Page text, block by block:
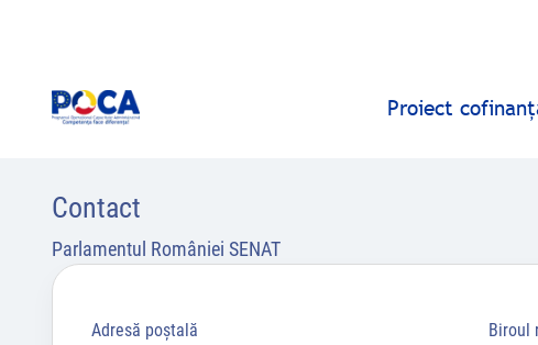
Proiect
Contact
Parlamentul României SENAT
Adresă poştală Biroul